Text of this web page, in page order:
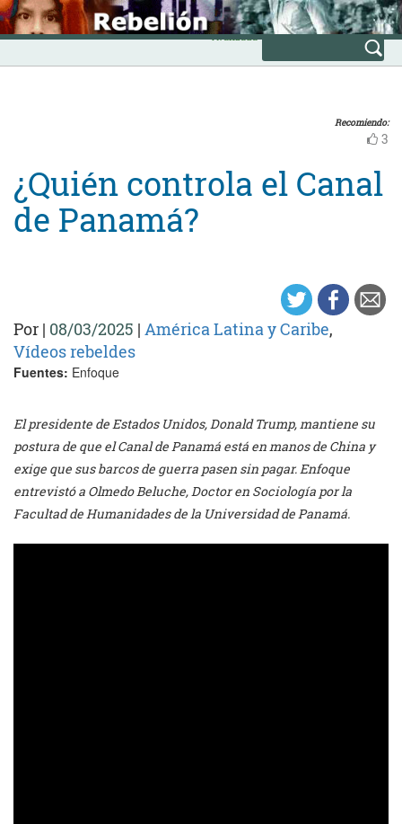
Skip
to
content
INICIO
Avanzada
Recomiendo:
3
¿Quién controla el Canal
de Panamá?
Por | 08/03/2025 | América Latina y Caribe,
Vídeos rebeldes
Fuentes: Enfoque
El presidente de Estados Unidos, Donald Trump, mantiene su
postura de que el Canal de Panamá está en manos de China y
exige que sus barcos de guerra pasen sin pagar. Enfoque
entrevistó a Olmedo Beluche, Doctor en Sociología por la
Facultad de Humanidades de la Universidad de Panamá.